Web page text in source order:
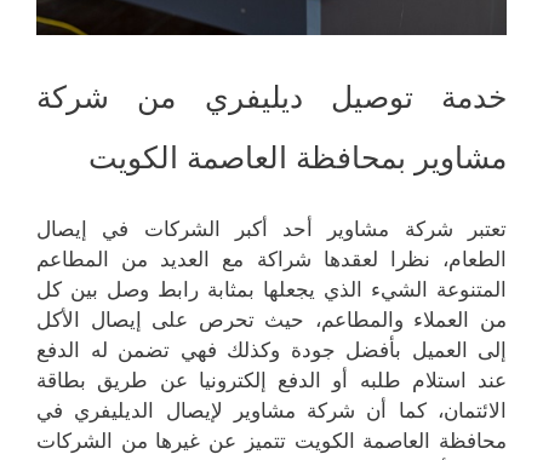
خدمة توصيل ديليفري من شركة
مشاوير بمحافظة العاصمة الكويت
تعتبر شركة مشاوير أحد أكبر الشركات في إيصال
الطعام، نظرا لعقدها شراكة مع العديد من المطاعم
المتنوعة الشيء الذي يجعلها بمثابة رابط وصل بين كل
من العملاء والمطاعم، حيث تحرص على إيصال الأكل
إلى العميل بأفضل جودة وكذلك فهي تضمن له الدفع
عند استلام طلبه أو الدفع إلكترونيا عن طريق بطاقة
الائتمان، كما أن شركة مشاوير لإيصال الديليفري في
محافظة العاصمة الكويت تتميز عن غيرها من الشركات